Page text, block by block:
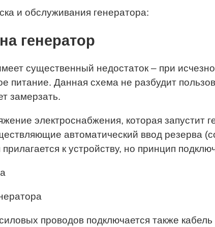
и обслуживания генератора:
генератор
существенный недостаток – при
питание. Данная схема не разбудит
замерзать.
электроснабжения, которая запустит
автоматический ввод резерва
к устройству, но принцип
проводов подключается также